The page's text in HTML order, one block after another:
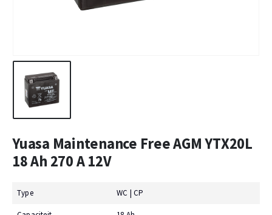
Yuasa Maintenance Free AGM YTX20L
18 Ah 270 A 12V
Type WC | CP